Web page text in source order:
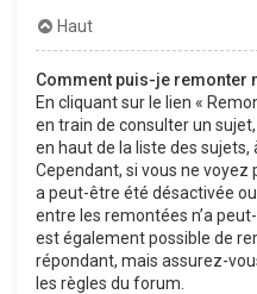
Haut
Comment puis-je remonter
En cliquant sur le lien «
en train de consulter un
en haut de la liste des
Cependant, si vous ne
a peut-être été désactivée
entre les remontées n’a
est également possible de
répondant, mais assurez-
les règles du forum.